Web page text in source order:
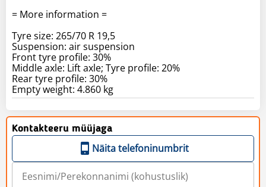
= More information =
Tyre size: 265/70 R 19,5
Suspension: air suspension
Front tyre profile: 30%
Middle axle: Lift axle; Tyre profile: 20%
Rear tyre profile: 30%
Empty weight: 4.860 kg
Kontakteeru müüjaga
Näita telefoninumbrit